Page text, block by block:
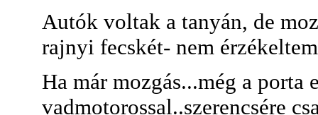
Autók voltak a tanyán, de
rajnyi fecskét- nem
Ha már mozgás...még a
vadmotorossal..szerencsére